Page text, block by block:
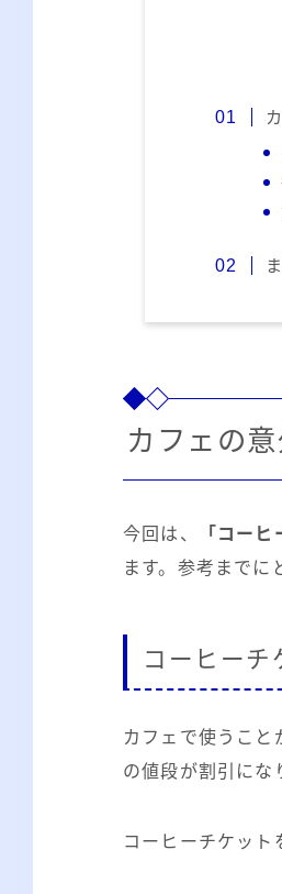
カフェの
今回は、 「コーヒ
ます。参考までに
コーヒーチ
カフェで使うこと
の値段が割引にな
コーヒーチケット